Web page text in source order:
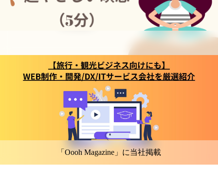
「Oooh Magazine」に当社掲載